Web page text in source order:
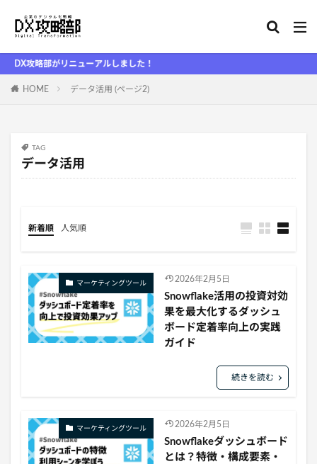
略部がリニューアルしました！
HOME データ活用 (ページ2)
TAG
データ活用
新着順 人気順
マーケティングツール 2026年2月5日
Snowflake活用の投資対効
果を最大化するダッシュ
ボード定着率向上の実践
ガイド
続きを読む
マーケティングツール 2026年2月5日
Snowflakeダッシュボード
とは？特徴・構成要素・